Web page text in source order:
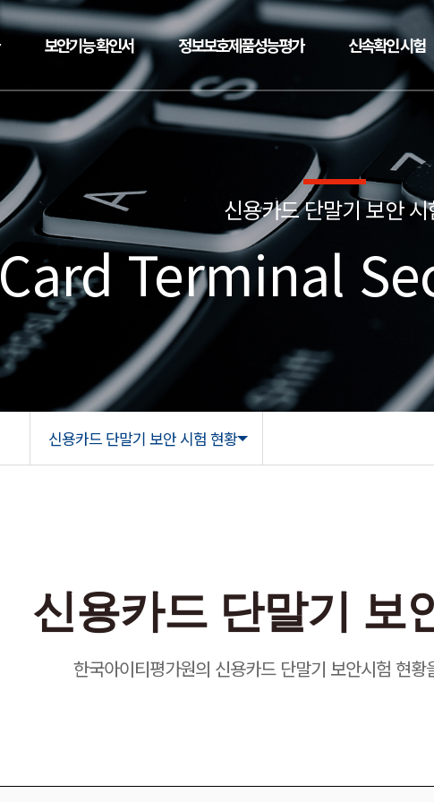
보안기능 확인서 정보보호제품성능평가 신속확인 시험
신용카드 단말기 보안 시
Card Terminal
신용카드 단말기 보안 시험 현황
신용카드 단말기 보
한국아이티평가원의 신용카드 단말기 보안시험 현